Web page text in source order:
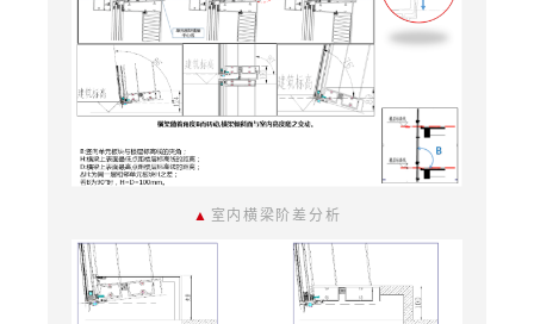
▲ 室内横梁阶差分析